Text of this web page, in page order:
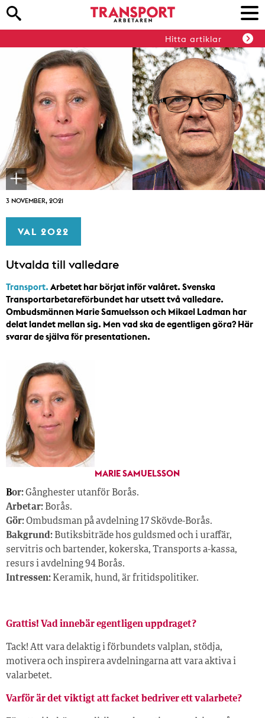
Hitta artiklar
3 NOVEMBER, 2021
VAL 2022
Utvalda till valledare
Transport. Arbetet har börjat inför valåret. Svenska
Transportarbetareförbundet har utsett två valledare.
Ombudsmännen Marie Samuelsson och Mikael Ladman har
delat landet mellan sig. Men vad ska de egentligen göra? Här
svarar de själva för presentationen.
MARIE SAMUELSSON
Bor:Gånghester utanför Borås.
Arbetar: Borås.
Gör:Ombudsman på avdelning 17 Skövde-Borås.
Bakgrund: Butiksbiträde hos guldsmed och i uraffär,
servitris och bartender, kokerska, Transports a-kassa,
resurs i avdelning 94 Borås.
Intressen: Keramik, hund, är fritidspolitiker.
Grattis! Vad innebär egentligen uppdraget?
Tack! Att vara delaktig i förbundets valplan, stödja,
motivera och inspirera avdelningarna att vara aktiva i
valarbetet.
Varför är det viktigt att facket bedriver ett valarbete?